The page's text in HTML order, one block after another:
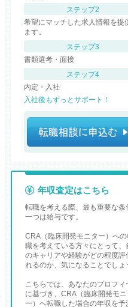
ステップ2
希望にマッチした求人情報を提
ます。
ステップ3
書類選考・面接
ステップ4
内定・入社
入社後もずっとサポート！
年収査定はこちら
転職を考える際、最も重要な条
一つは給与です。
CRA（臨床開発モニター）へ
職を考えている方々にとって、
のキャリアや経験がどの程度評
れるのか、気になることでしょ
こちらでは、あなたのプロフィ
に基づき、CRA（臨床開発モニ
ー）へ転職した場合の年収を予